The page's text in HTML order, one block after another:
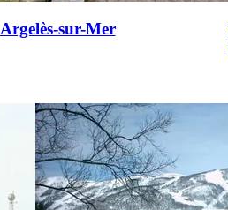
Argelès-sur-Mer